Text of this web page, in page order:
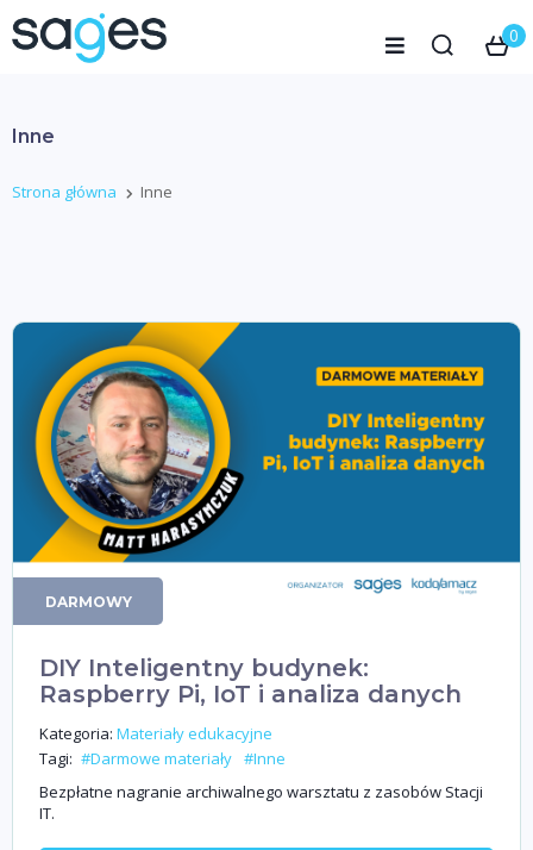
0
Inne
Strona główna Inne
DIY Inteligentny budynek:
Raspberry Pi, IoT i analiza danych
Kategoria: Materiały edukacyjne
Tagi: #Darmowe materiały #Inne
Bezpłatne nagranie archiwalnego warsztatu z zasobów Stacji
IT.
DARMOWY